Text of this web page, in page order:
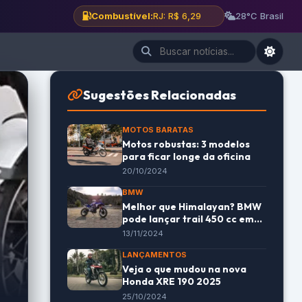
Combustível:BH: R$ 6,12 28°C Brasil
Sugestões Relacionadas
MOTOS BARATAS
Motos robustas: 3 modelos
para ficar longe da oficina
20/10/2024
BMW
Melhor que Himalayan? BMW
pode lançar trail 450 cc em
breve
13/11/2024
LANÇAMENTOS
Veja o que mudou na nova
Honda XRE 190 2025
25/10/2024